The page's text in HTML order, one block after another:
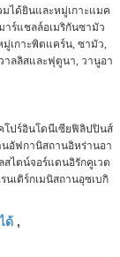
ได้ยินและหมู่เกาะแมค
าร์แชลล์อเมริกันซามัว
มู่เกาะพิตแคร์น, ซามัว,
าลลิสและฟุตูนา, วานูอา
โปร์อินโดนีเซียฟิลิปปินส์
อัฟกานิสถานอิหร่านอา
สไตน์จอร์แดนอิรักคูเวต
นเติร์กเมนิสถานอุซเบกิ
ด้ ,